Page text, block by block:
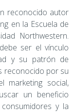
reconocido autor
en la Escuela de
Northwestern.
ser el vínculo
y su patrón de
reconocido por su
marketing social,
un beneficio
y la